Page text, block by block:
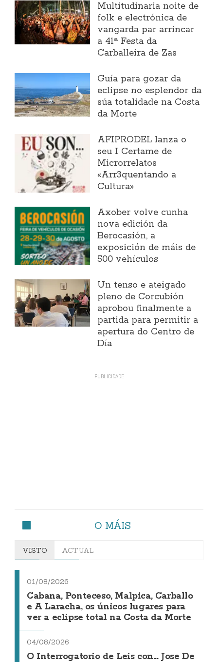
Multitudinaria noite de
folk e electrónica de
vangarda par arrincar
a 41ª Festa da
Carballeira de Zas
Guía para gozar da
eclipse no esplendor da
súa totalidade na Costa
da Morte
AFIPRODEL lanza o
seu I Certame de
Microrrelatos
«Arr3quentando a
Cultura»
Axober volve cunha
nova edición da
Berocasión, a
exposición de máis de
500 vehículos
Un tenso e ateigado
pleno de Corcubión
aprobou finalmente a
partida para permitir a
apertura do Centro de
Día
O MÁIS
VISTO ACTUAL
01/08/2026
Cabana, Ponteceso, Malpica, Carballo
e A Laracha, os únicos lugares para
ver a eclipse total na Costa da Morte
04/08/2026
O Interrogatorio de Leis con... Jose De